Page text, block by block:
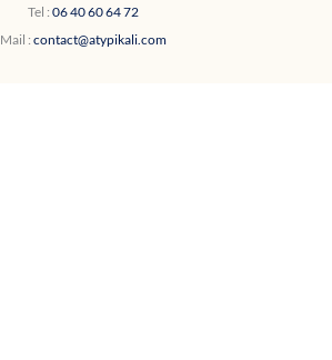
Tel : 06 40 60 64 72
Mail : contact@atypikali.com